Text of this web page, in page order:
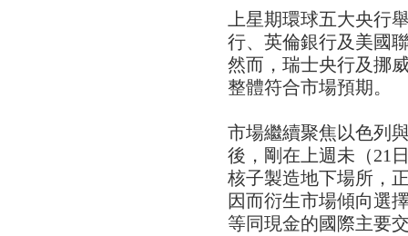
上星期環球五大央行
行、英倫銀行及美國
然而，瑞士央行及挪
整體符合市場預期。
市場繼續聚焦以色列
後，剛在上週未（21
核子製造地下場所，
因而衍生市場傾向選
等同現金的國際主要